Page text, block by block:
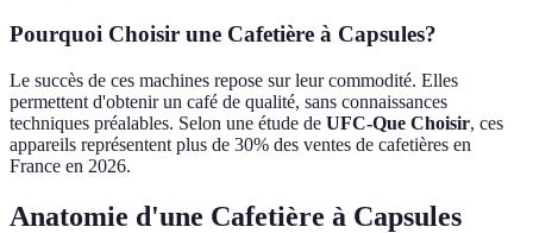
Pourquoi Choisir une Cafetière à Capsules?
Le succès de ces machines repose sur leur commodité. Elles
permettent d'obtenir un café de qualité, sans connaissances
techniques préalables. Selon une étude de UFC-Que Choisir, ces
appareils représentent plus de 30% des ventes de cafetières en
France en 2026.
Anatomie d'une Cafetière à Capsules